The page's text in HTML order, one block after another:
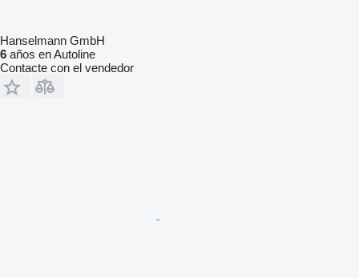
Hanselmann GmbH
6 años en Autoline
Contacte con el vendedor